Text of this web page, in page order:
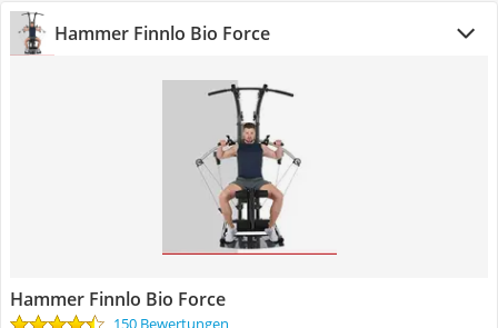
Hammer Finnlo Bio Force
Hammer Finnlo Bio Force
150 Bewertungen